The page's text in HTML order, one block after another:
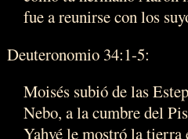
fue a reunirse con los
Deuteronomio 34:1-5:
Moisés subió de las
Nebo, a la cumbre del
Yahvé le mostró la tierra